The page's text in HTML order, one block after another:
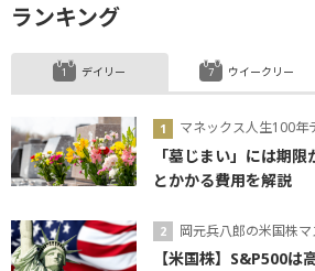
ランキング
デイリー
マネックス人生100年
「墓じまい」には期
とかかる費用を解説
岡元兵八郎の米国株
【米国株】S&P500は
ウイークリー